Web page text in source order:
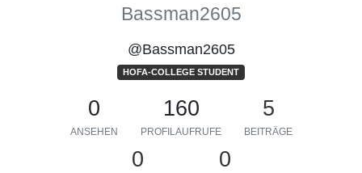
Bassman2605
@Bassman2605
HOFA-COLLEGE STUDENT
0
ANSEHEN
160
PROFILAUFRUFE
5
BEITRÄGE
0 0